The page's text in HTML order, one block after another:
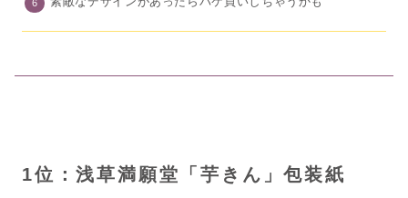
1位：浅草満願堂「芋きん」包装紙